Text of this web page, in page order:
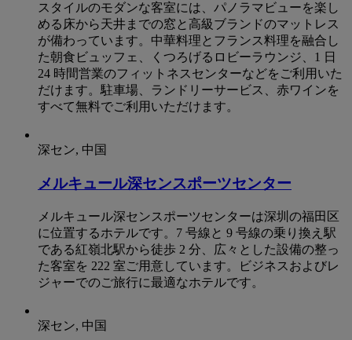
スタイルのモダンな客室には、パノラマビューを楽し
める床から天井までの窓と高級ブランドのマットレス
が備わっています。中華料理とフランス料理を融合し
た朝食ビュッフェ、くつろげるロビーラウンジ、1 日
24 時間営業のフィットネスセンターなどをご利用いた
だけます。駐車場、ランドリーサービス、赤ワインを
すべて無料でご利用いただけます。
深セン, 中国
メルキュール深センスポーツセンター
メルキュール深センスポーツセンターは深圳の福田区
に位置するホテルです。7 号線と 9 号線の乗り換え駅
である紅嶺北駅から徒歩 2 分、広々とした設備の整っ
た客室を 222 室ご用意しています。ビジネスおよびレ
ジャーでのご旅行に最適なホテルです。
深セン, 中国